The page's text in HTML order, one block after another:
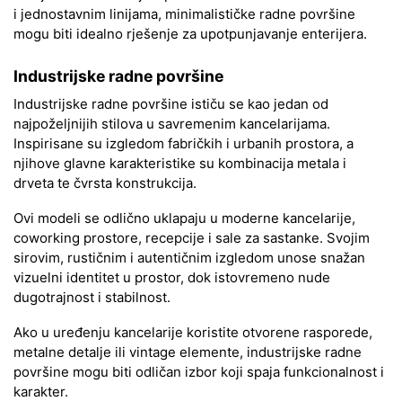
i jednostavnim linijama, minimalističke radne površine
mogu biti idealno rješenje za upotpunjavanje enterijera.
Industrijske radne površine
Industrijske radne površine ističu se kao jedan od
najpoželjnijih stilova u savremenim kancelarijama.
Inspirisane su izgledom fabričkih i urbanih prostora, a
njihove glavne karakteristike su kombinacija metala i
drveta te čvrsta konstrukcija.
Ovi modeli se odlično uklapaju u moderne kancelarije,
coworking prostore, recepcije i sale za sastanke. Svojim
sirovim, rustičnim i autentičnim izgledom unose snažan
vizuelni identitet u prostor, dok istovremeno nude
dugotrajnost i stabilnost.
Ako u uređenju kancelarije koristite otvorene rasporede,
metalne detalje ili vintage elemente, industrijske radne
površine mogu biti odličan izbor koji spaja funkcionalnost i
karakter.